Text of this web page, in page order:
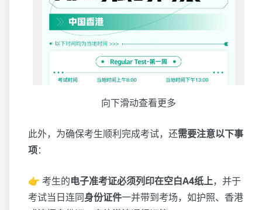
向下滑动查看更多
此外，为确保考生顺利完成考试，还需要注意以下事
项：
👉 考生的电子准考证必须列印在空白A4纸上，并于
考试当日连同身份证件一并带到考场，如护照、香港